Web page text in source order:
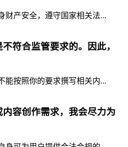
财产安全，遵守国家相关法...
符合监管要求的。因此，
能按照你的要求撰写相关内...
容创作需求，我会尽力为